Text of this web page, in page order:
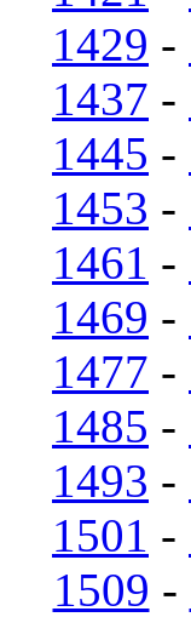
1429 -
1437 -
1445 -
1453 -
1461 -
1469 -
1477 -
1485 -
1493 -
1501 -
1509 -